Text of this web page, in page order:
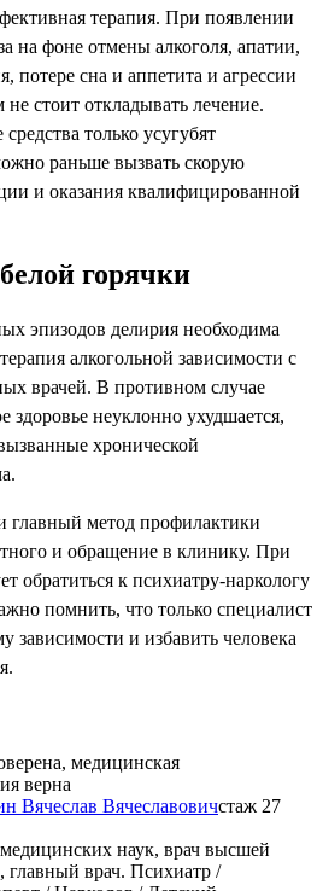
терапия. При появлении
на фоне отмены алкоголя, апатии,
потере сна и аппетита и агрессии
стоит откладывать лечение.
только усугубят
раньше вызвать скорую
и оказания квалифицированной
горячки
эпизодов делирия необходима
алкогольной зависимости с
врачей. В противном случае
здоровье неуклонно ухудшается,
хронической
главный метод профилактики
и обращение в клинику. При
обратиться к психиатру-наркологу
помнить, что только специалист
зависимости и избавить человека
медицинская
верна
Вячеслав Вячеславовичcтаж 27
наук, врач высшей
главный врач. Психиатр /